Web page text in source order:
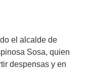
el alcalde de
Sosa, quien
despensas y en